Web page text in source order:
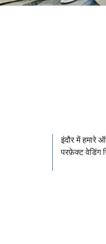
इंदौर में हमारे
परफ़ेक्ट वेडिंग